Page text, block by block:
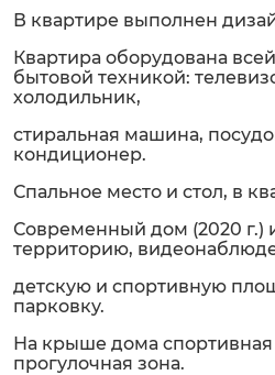
В квартире выполнен
Квартира оборудована
бытовой техникой:
холодильник,
стиральная машина,
кондиционер.
Спальное место и стол, в
Современный дом (2020 г.)
территорию,
детскую и спортивную
парковку.
На крыше дома
прогулочная зона.